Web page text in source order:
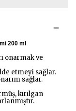
200 ml
onarmak ve
etmeyi sağlar.
sağlar.
kırılgan